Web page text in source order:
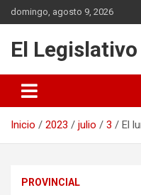
Saltar
al
domingo, agosto 9, 2026
El Legislativo
Inicio 2023 julio 3 El
PROVINCIAL